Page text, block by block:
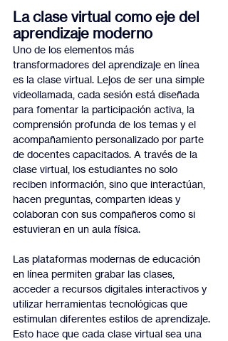
La clase virtual como eje del
aprendizaje moderno
Uno de los elementos más
transformadores del aprendizaje en línea
es la clase virtual. Lejos de ser una simple
videollamada, cada sesión está diseñada
para fomentar la participación activa, la
comprensión profunda de los temas y el
acompañamiento personalizado por parte
de docentes capacitados. A través de la
clase virtual, los estudiantes no solo
reciben información, sino que interactúan,
hacen preguntas, comparten ideas y
colaboran con sus compañeros como si
estuvieran en un aula física.
Las plataformas modernas de educación
en línea permiten grabar las clases,
acceder a recursos digitales interactivos y
utilizar herramientas tecnológicas que
estimulan diferentes estilos de aprendizaje.
Esto hace que cada clase virtual sea una